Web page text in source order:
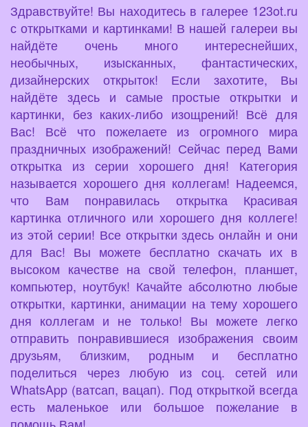
Здравствуйте! Вы находитесь в галерее 123ot.ru
с открытками и картинками! В нашей галереи вы
найдёте очень много интереснейших,
необычных, изысканных, фантастических,
дизайнерских открыток! Если захотите, Вы
найдёте здесь и самые простые открытки и
картинки, без каких-либо изощрений! Всё для
Вас! Всё что пожелаете из огромного мира
праздничных изображений! Сейчас перед Вами
открытка из серии хорошего дня! Категория
называется хорошего дня коллегам! Надеемся,
что Вам понравилась открытка Красивая
картинка отличного или хорошего дня коллеге!
из этой серии! Все открытки здесь онлайн и они
для Вас! Вы можете бесплатно скачать их в
высоком качестве на свой телефон, планшет,
компьютер, ноутбук! Качайте абсолютно любые
открытки, картинки, анимации на тему хорошего
дня коллегам и не только! Вы можете легко
отправить понравившиеся изображения своим
друзьям, близким, родным и бесплатно
поделиться через любую из соц. сетей или
WhatsApp (ватсап, вацап). Под открыткой всегда
есть маленькое или большое пожелание в